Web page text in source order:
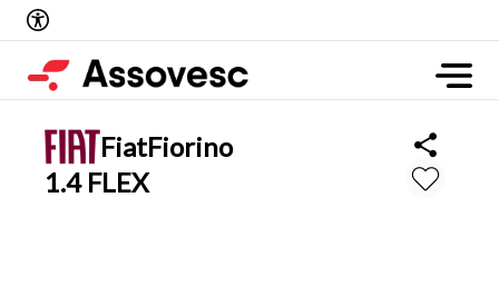
FiatFiorino
1.4 FLEX